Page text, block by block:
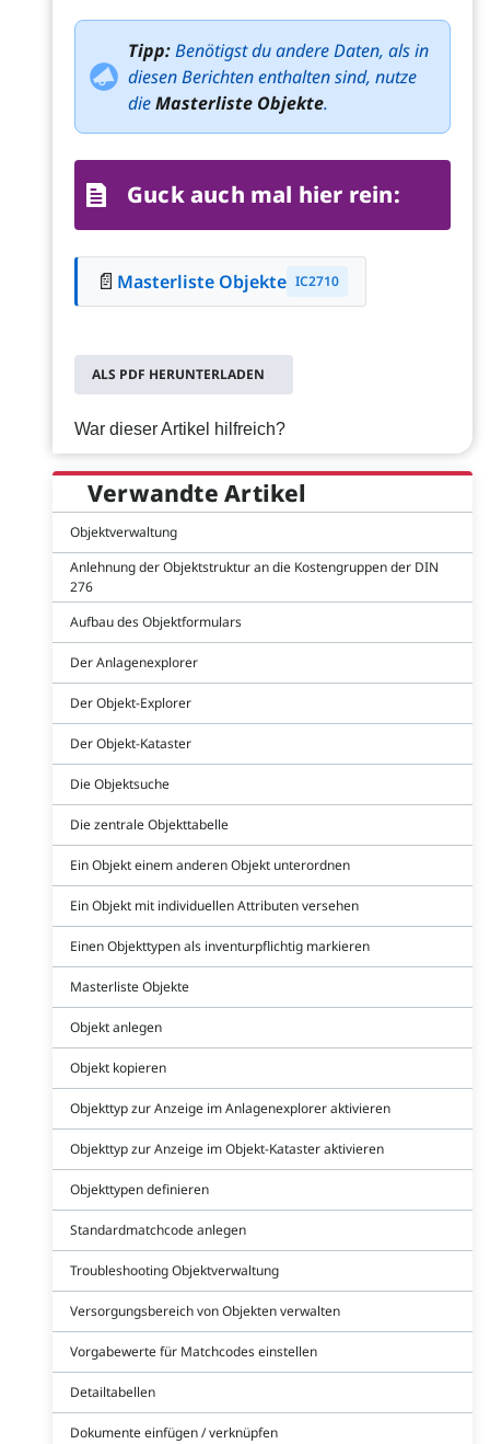
Tipp:Benötigst du andere Daten, als in
diesen Berichten enthalten sind, nutze
dieMasterliste Objekte.
Guck auch mal hier rein:
📄 Masterliste Objekte IC2710
ALS PDF HERUNTERLADEN
War dieser Artikel hilfreich?
Verwandte Artikel
Objektverwaltung
Anlehnung der Objektstruktur an die Kostengruppen der DIN
276
Aufbau des Objektformulars
Der Anlagenexplorer
Der Objekt-Explorer
Der Objekt-Kataster
Die Objektsuche
Die zentrale Objekttabelle
Ein Objekt einem anderen Objekt unterordnen
Ein Objekt mit individuellen Attributen versehen
Einen Objekttypen als inventurpflichtig markieren
Masterliste Objekte
Objekt anlegen
Objekt kopieren
Objekttyp zur Anzeige im Anlagenexplorer aktivieren
Objekttyp zur Anzeige im Objekt-Kataster aktivieren
Objekttypen definieren
Standardmatchcode anlegen
Troubleshooting Objektverwaltung
Versorgungsbereich von Objekten verwalten
Vorgabewerte für Matchcodes einstellen
Detailtabellen
Dokumente einfügen / verknüpfen